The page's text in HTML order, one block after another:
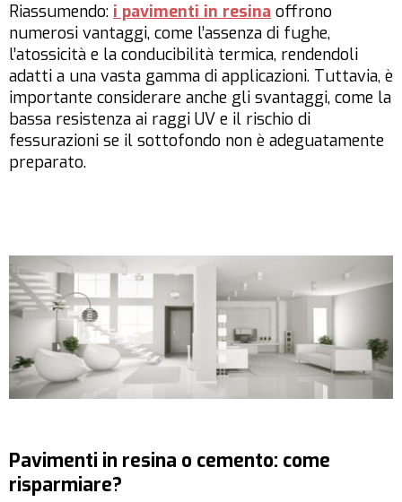
Riassumendo: i pavimenti in resina offrono
numerosi vantaggi, come l’assenza di fughe,
l’atossicità e la conducibilità termica, rendendoli
adatti a una vasta gamma di applicazioni. Tuttavia, è
importante considerare anche gli svantaggi, come la
bassa resistenza ai raggi UV e il rischio di
fessurazioni se il sottofondo non è adeguatamente
preparato.
Pavimenti in resina o cemento: come
risparmiare?